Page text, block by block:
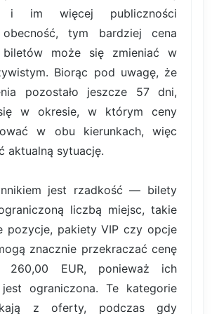
i im więcej publiczności
tym bardziej cena
biletów może się zmieniać w
Biorąc pod uwagę, że
pozostało jeszcze 57 dni,
w okresie, w którym ceny
w obu kierunkach, więc
aktualną sytuację.
jest rzadkość — bilety
liczbą miejsc, takie
pozycje, pakiety VIP czy opcje
znacznie przekraczać cenę
260,00 EUR, ponieważ ich
ograniczona. Te kategorie
z oferty, podczas gdy